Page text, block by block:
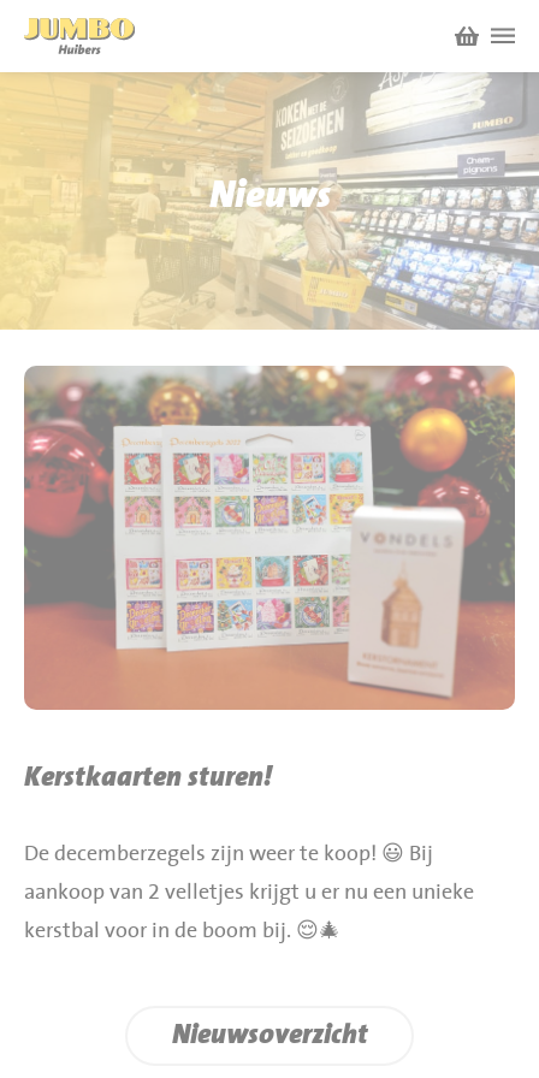
Winkels
P.W.A. Park
Bruïneplein
Nieuws
Acties
Werken bij Jumbo Huibers
Vacatures en Solliciteren
Werken en leren
Jumbo.com
Jumbo Huibers Specials
Nieuws
Kerstkaarten sturen!
De decemberzegels zijn weer te koop! 😃 Bij
aankoop van 2 velletjes krijgt u er nu een unieke
kerstbal voor in de boom bij. 😌🎄
Nieuwsoverzicht